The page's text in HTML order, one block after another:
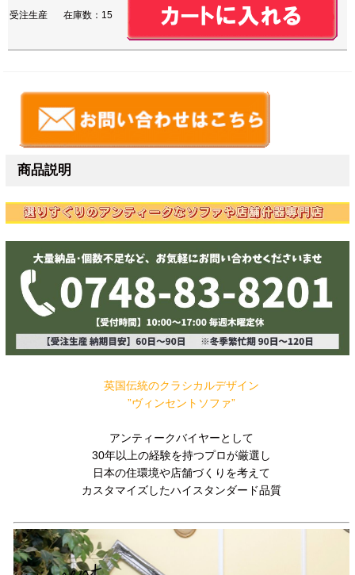
受注生産 在庫数：15
商品説明
英国伝統のクラシカルデザイン
”ヴィンセントソファ”
アンティークバイヤーとして
30年以上の経験を持つプロが厳選し
日本の住環境や店舗づくりを考えて
カスタマイズしたハイスタンダード品質